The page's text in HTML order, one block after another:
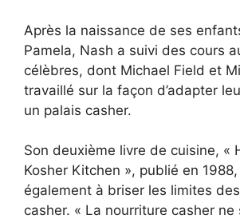
Après la naissance de ses
Pamela, Nash a suivi des cours
célèbres, dont Michael Field et
travaillé sur la façon d’adapter
un palais casher.
Son deuxième livre de cuisine, «
Kosher Kitchen », publié en
également à briser les limites
casher. « La nourriture casher ne